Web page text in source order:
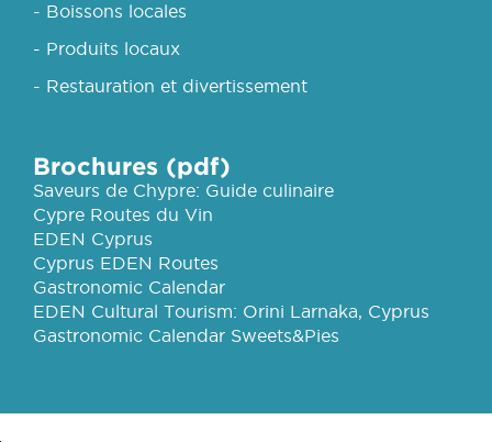
- Boissons locales
- Produits locaux
- Restauration et divertissement
Brochures (pdf)
Saveurs de Chypre: Guide culinaire
Cypre Routes du Vin
EDEN Cyprus
Cyprus EDEN Routes
Gastronomic Calendar
EDEN Cultural Tourism: Orini Larnaka, Cyprus
Gastronomic Calendar Sweets&Pies